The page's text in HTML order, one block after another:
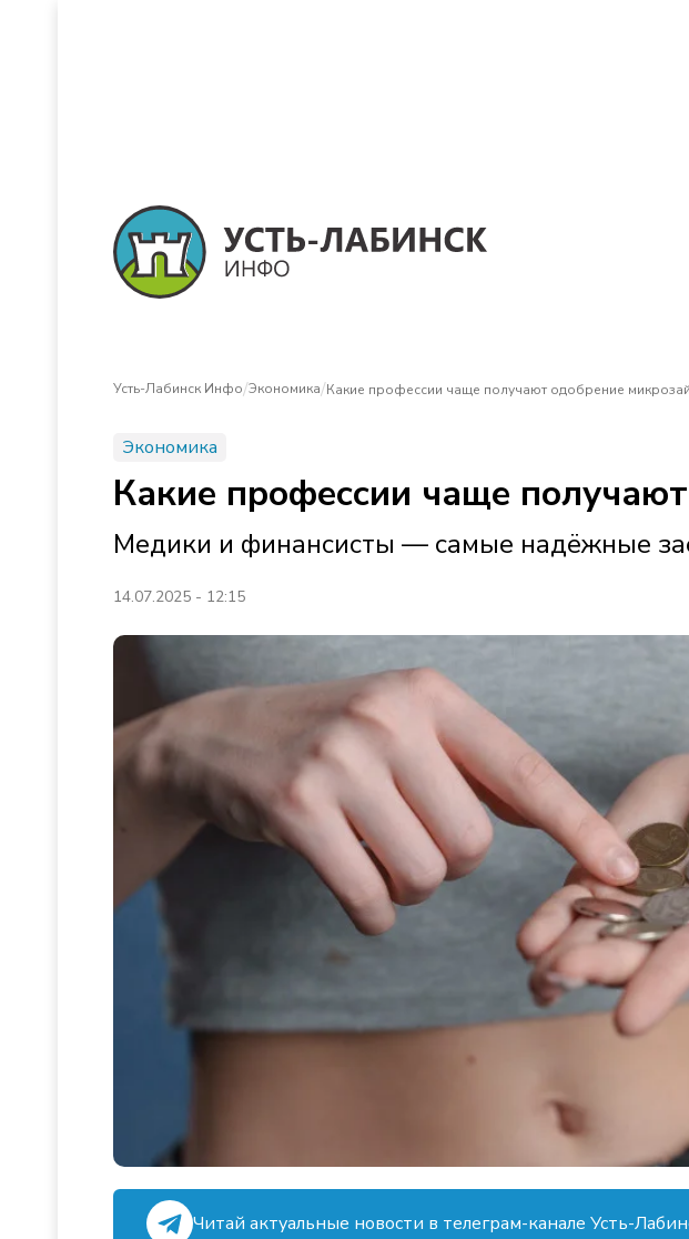
Усть-Лабинск Инфо/Экономика/Какие профессии чаще получают одобрение
Экономика
Какие профессии чаще
Медики и финансисты — самые надёжные
14.07.2025 - 12:15
Читай актуальные новости в телеграм-канале Усть-